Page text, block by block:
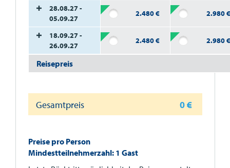
Reisepreis
28.08.27 -
05.09.27
2.480€ 2.980€
18.09.27 -
26.09.27
2.480€ 2.980€
Gesamtpreis 0€
Preise pro Person
Mindestteilnehmerzahl: 1 Gast